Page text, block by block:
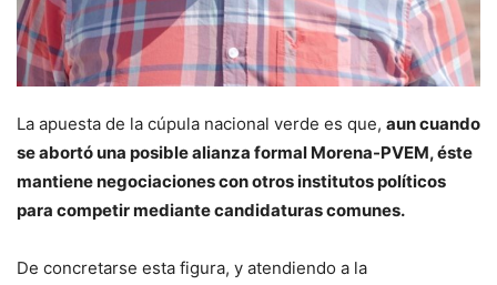
La apuesta de la cúpula nacional verde es que, aun cuando
se abortó una posible alianza formal Morena-PVEM, éste
mantiene negociaciones con otros institutos políticos
para competir mediante candidaturas comunes.
De concretarse esta figura, y atendiendo a la